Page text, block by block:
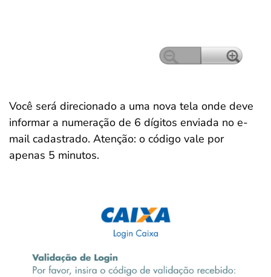
Você será direcionado a uma nova tela onde deve
informar a numeração de 6 dígitos enviada no e-
mail cadastrado. Atenção: o código vale por
apenas 5 minutos.